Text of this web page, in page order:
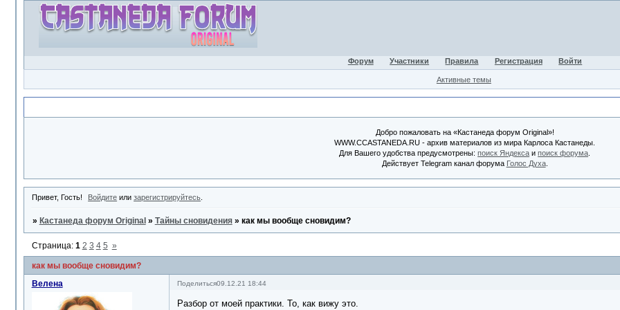
Форум Участники Правила Регистрация Войти
Активные темы
Добро пожаловать на «Кастанеда форум Original»!
WWW.CCASTANEDA.RU - архив материалов из мира Карлоса Кастанеды.
Для Вашего удобства предусмотрены:поиск Яндекса ипоиск форума
Действует Telegram канал форума Голос Духа.
Привет, Гость! Войдите илизарегистрируйтесь
» Кастанеда форум Original » Тайны сновидения » как мы вообще сновидим?
как мы вообще сновидим?
Страница: 1 2 3 4 5 »
Поделиться09.12.21 18:44
Велена
Разбор от моей практики. То, как вижу это.